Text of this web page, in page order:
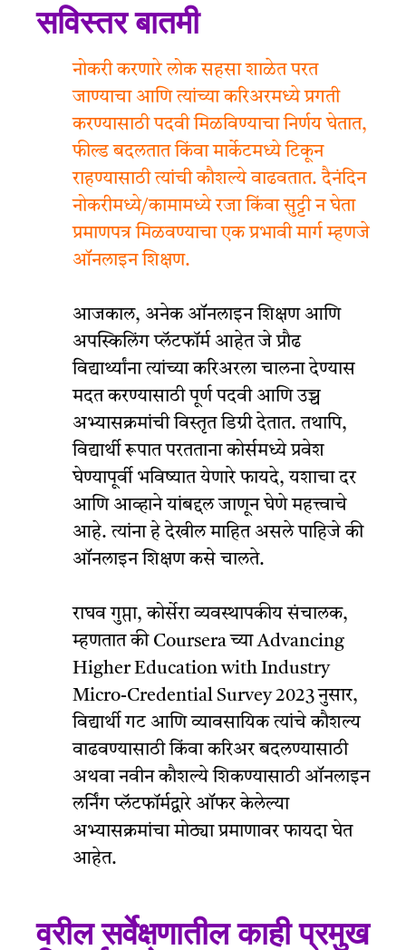
सविस्तर बातमी
नोकरी करणारे लोक सहसा शाळेत परत
जाण्याचा आणि त्यांच्या करिअरमध्ये प्रगती
करण्यासाठी पदवी मिळविण्याचा निर्णय घेतात,
फील्ड बदलतात किंवा मार्केटमध्ये टिकून
राहण्यासाठी त्यांची कौशल्ये वाढवतात. दैनंदिन
नोकरीमध्ये/कामामध्ये रजा किंवा सुट्टी न घेता
प्रमाणपत्र मिळवण्याचा एक प्रभावी मार्ग म्हणजे
ऑनलाइन शिक्षण.
आजकाल, अनेक ऑनलाइन शिक्षण आणि
अपस्किलिंग प्लॅटफॉर्म आहेत जे प्रौढ
विद्यार्थ्यांना त्यांच्या करिअरला चालना देण्यास
मदत करण्यासाठी पूर्ण पदवी आणि उच्च
अभ्यासक्रमांची विस्तृत डिग्री देतात. तथापि,
विद्यार्थी रूपात परतताना कोर्समध्ये प्रवेश
घेण्यापूर्वी भविष्यात येणारे फायदे, यशाचा दर
आणि आव्हाने यांबद्दल जाणून घेणे महत्त्वाचे
आहे. त्यांना हे देखील माहित असले पाहिजे की
ऑनलाइन शिक्षण कसे चालते.
राघव गुप्ता, कोर्सेरा व्यवस्थापकीय संचालक,
म्हणतात की Coursera च्या Advancing
Higher Education with Industry
Micro-Credential Survey 2023 नुसार,
विद्यार्थी गट आणि व्यावसायिक त्यांचे कौशल्य
वाढवण्यासाठी किंवा करिअर बदलण्यासाठी
अथवा नवीन कौशल्ये शिकण्यासाठी ऑनलाइन
लर्निंग प्लॅटफॉर्मद्वारे ऑफर केलेल्या
अभ्यासक्रमांचा मोठ्या प्रमाणावर फायदा घेत
आहेत.
वरील सर्वेक्षणातील काही प्रमुख